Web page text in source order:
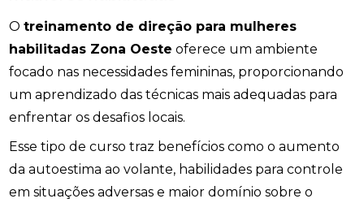
Otreinamento de direção para mulheres
habilitadas Zona Oeste oferece um ambiente
focado nas necessidades femininas, proporcionando
um aprendizado das técnicas mais adequadas para
enfrentar os desafios locais.
Esse tipo de curso traz benefícios como o aumento
da autoestima ao volante, habilidades para controle
em situações adversas e maior domínio sobre o